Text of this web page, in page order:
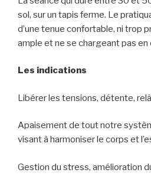
sol, sur un tapis ferme. Le
d’une tenue confortable, ni trop
ample et ne se chargeant pas
Les indications
Libérer les tensions, détente,
Apaisement de tout notre
visant à harmoniser le corps et
Gestion du stress, amélioration